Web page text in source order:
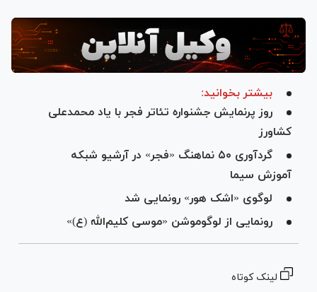
بیشتر بخوانید:
روز پرنمایش جشنواره تئاتر فجر با یاد محمدعلی
کشاورز
گردآوری ۵۰ نماهنگ «فجر» در آرشیو شبکه
آموزش سیما
لوگوی «اشک هور» رونمایی شد
رونمایی از لوگوموشن «موسی کلیم‌الله (ع)»
لینک کوتاه